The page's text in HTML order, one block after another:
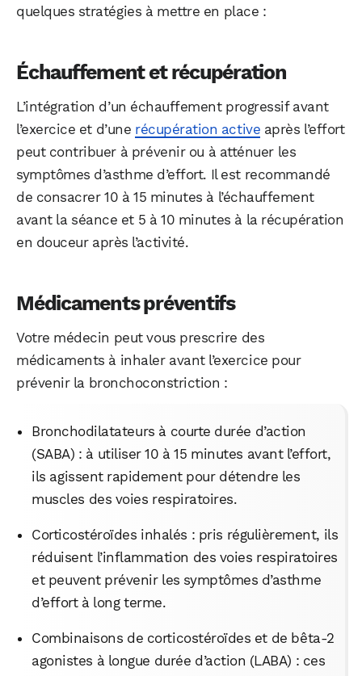
quelques stratégies à mettre en place :
Échauffement et récupération
L’intégration d’un échauffement progressif avant
l’exercice et d’une récupération active après l’effort
peut contribuer à prévenir ou à atténuer les
symptômes d’asthme d’effort. Il est recommandé
de consacrer 10 à 15 minutes à l’échauffement
avant la séance et 5 à 10 minutes à la récupération
en douceur après l’activité.
Médicaments préventifs
Votre médecin peut vous prescrire des
médicaments à inhaler avant l’exercice pour
prévenir la bronchoconstriction :
Bronchodilatateurs à courte durée d’action
(SABA) : à utiliser 10 à 15 minutes avant l’effort,
ils agissent rapidement pour détendre les
muscles des voies respiratoires.
Corticostéroïdes inhalés : pris régulièrement, ils
réduisent l’inflammation des voies respiratoires
et peuvent prévenir les symptômes d’asthme
d’effort à long terme.
Combinaisons de corticostéroïdes et de bêta-2
agonistes à longue durée d’action (LABA) : ces
WhatsApp Telegram Email